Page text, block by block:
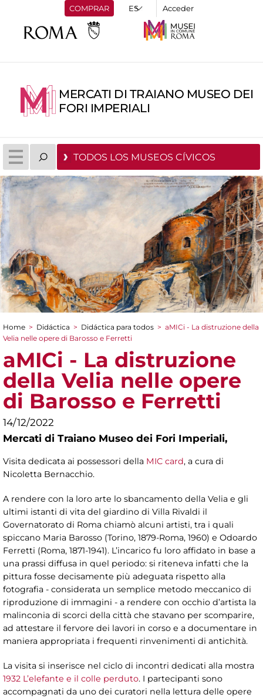
COMPRAR Acceder
MERCATI DI TRAIANO MUSEO DEI
FORI IMPERIALI
TODOS LOS MUSEOS CÍVICOS
You are here
Home > Didáctica > Didáctica para todos > aMICi - La distruzione della
Velia nelle opere di Barosso e Ferretti
aMICi - La distruzione
della Velia nelle opere
di Barosso e Ferretti
14/12/2022
Mercati di Traiano Museo dei Fori Imperiali,
Visita dedicata ai possessori della MIC card, a cura di
Nicoletta Bernacchio.
A rendere con la loro arte lo sbancamento della Velia e gli
ultimi istanti di vita del giardino di Villa Rivaldi il
Governatorato di Roma chiamò alcuni artisti, tra i quali
spiccano Maria Barosso (Torino, 1879-Roma, 1960) e Odoardo
Ferretti (Roma, 1871-1941). L’incarico fu loro affidato in base a
una prassi diffusa in quel periodo: si riteneva infatti che la
pittura fosse decisamente più adeguata rispetto alla
fotografia - considerata un semplice metodo meccanico di
riproduzione di immagini - a rendere con occhio d’artista la
malinconia di scorci della città che stavano per scomparire,
ad attestare il fervore dei lavori in corso e a documentare in
maniera appropriata i frequenti rinvenimenti di antichità.
La visita si inserisce nel ciclo di incontri dedicati alla mostra
1932 L’elefante e il colle perduto. I partecipanti sono
accompagnati da uno dei curatori nella lettura delle opere